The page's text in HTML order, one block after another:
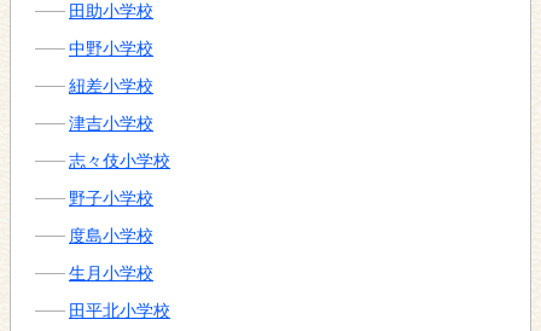
田助小学校
中野小学校
紐差小学校
津吉小学校
志々伎小学校
野子小学校
度島小学校
生月小学校
田平北小学校